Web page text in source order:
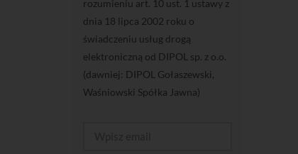
rozumieniu art. 10 ust. 1 ustawy z
dnia 18 lipca 2002 roku o
świadczeniu usług drogą
elektroniczną od DIPOL sp. z o.o.
(dawniej: DIPOL Gołaszewski,
Waśniowski Spółka Jawna)